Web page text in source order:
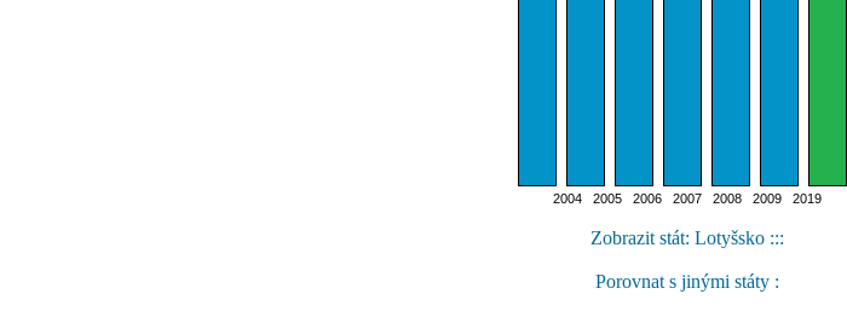
2004 2005 2006 2007 2008 2009 2019
Zobrazit stát: Lotyšsko :::
Porovnat s jinými státy :